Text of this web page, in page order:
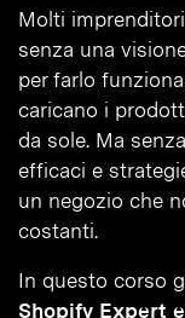
Molti
senza una
per farlo
caricano i
da sole. Ma
efficaci e
un negozio che
costanti.
In questo corso
Shopify Expert